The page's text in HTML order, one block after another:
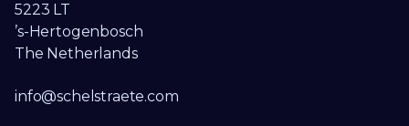
5223 LT
’s-Hertogenbosch
The Netherlands
info@schelstraete.com​